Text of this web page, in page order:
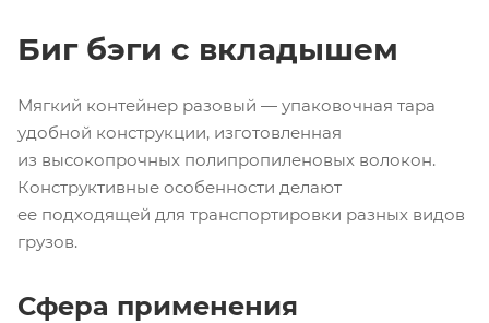
Биг бэги с вкладышем
Мягкий контейнер разовый — упаковочная тара
удобной конструкции, изготовленная
из высокопрочных полипропиленовых волокон.
Конструктивные особенности делают
ее подходящей для транспортировки разных видов
грузов.
Сфера применения